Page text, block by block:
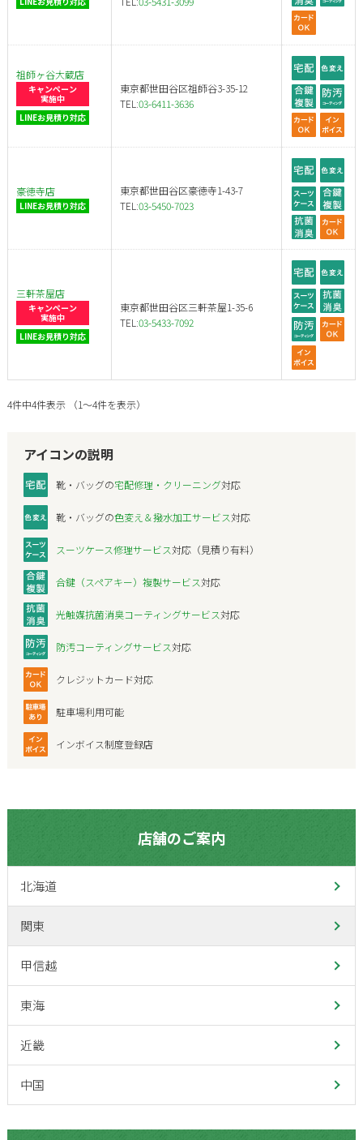
祖師ヶ谷大蔵店
キャンペーン
実施中
LINEお見積り対応
東京都世田谷区祖師谷3-35-12
TEL:03-6411-3636
豪徳寺店
LINEお見積り対応
東京都世田谷区豪徳寺1-43-7
TEL:03-5450-7023
三軒茶屋店
キャンペーン
実施中
LINEお見積り対応
東京都世田谷区三軒茶屋1-35-6
TEL:03-5433-7092
4件中4件表示 （1～4件を表示）
アイコンの説明
靴・バッグの宅配修理・クリーニング対応
靴・バッグの色変え＆撥水加工サービス対応
スーツケース修理サービス対応（見積り有料）
合鍵（スペアキー）複製サービス対応
光触媒抗菌消臭コーティングサービス対応
防汚コーティングサービス対応
クレジットカード対応
駐車場利用可能
インボイス制度登録店
店舗のご案内
北海道
関東
甲信越
東海
近畿
中国